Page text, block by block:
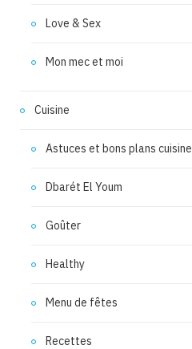
Love & Sex
Mon mec et moi
Cuisine
Astuces et bons plans cuisine
Dbarét El Youm
Goûter
Healthy
Menu de fêtes
Recettes